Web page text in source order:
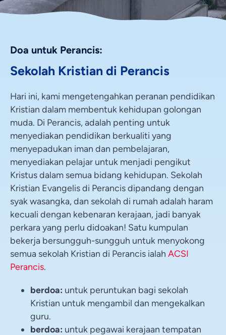
Doa untuk Perancis:
Sekolah Kristian di Perancis
Hari ini, kami mengetengahkan peranan pendidikan
Kristian dalam membentuk kehidupan golongan
muda. Di Perancis, adalah penting untuk
menyediakan pendidikan berkualiti yang
menyepadukan iman dan pembelajaran,
menyediakan pelajar untuk menjadi pengikut
Kristus dalam semua bidang kehidupan. Sekolah
Kristian Evangelis di Perancis dipandang dengan
syak wasangka, dan sekolah di rumah adalah haram
kecuali dengan kebenaran kerajaan, jadi banyak
perkara yang perlu didoakan! Satu kumpulan
bekerja bersungguh-sungguh untuk menyokong
semua sekolah Kristian di Perancis ialah ACSI
Perancis.
berdoa: untuk peruntukan bagi sekolah
Kristian untuk mengambil dan mengekalkan
guru.
berdoa: untuk pegawai kerajaan tempatan